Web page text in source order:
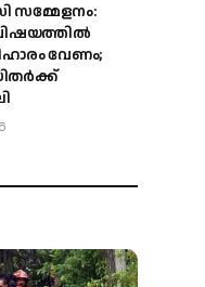
സമ്മേളനം:
വേണം;